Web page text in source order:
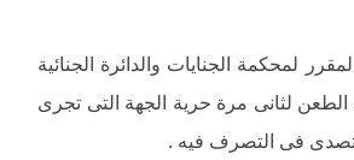
لمحكمة الجنايات والدائرة الجنائية
لثانى مرة حرية الجهة التى تجرى
فى التصرف فيه .